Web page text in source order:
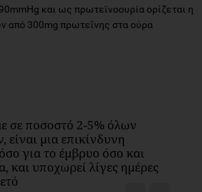
και ως πρωτεϊνοουρία ορίζεται η
από 300mg πρωτεΐνης στα ούρα
σε ποσοστό 2-5% όλων
μια επικίνδυνη
για το έμβρυο όσο και
και υποχωρεί λίγες ημέρες